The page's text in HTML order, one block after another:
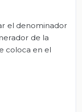
el denominador
de la
coloca en el